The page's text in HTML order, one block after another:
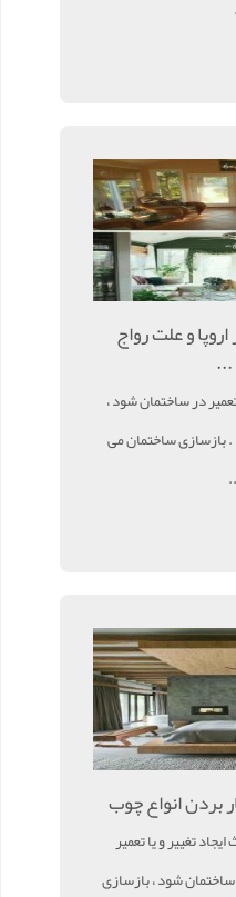
و علت رواج
در ساختمان شود ،
بازسازی ساختمان می
بردن انواع چوب
تغییر و یا تعمیر
شود ، بازسازی